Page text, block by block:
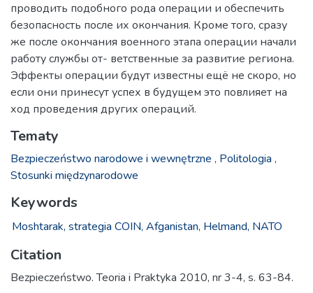
проводить подобного рода операции и обеспечить
безопасность после их окончания. Кроме того, сразу
же после окончания военного этапа операции начали
работу службы от- ветственные за развитие региона.
Эффекты операции будут известны ещё не скоро, но
если они принесут успех в будущем это повлияет на
ход проведения других операций.
Tematy
Bezpieczeństwo narodowe i wewnętrzne , Politologia ,
Stosunki międzynarodowe
Keywords
Moshtarak, strategia COIN, Afganistan, Helmand, NATO
Citation
Bezpieczeństwo. Teoria i Praktyka 2010, nr 3-4, s. 63-84.